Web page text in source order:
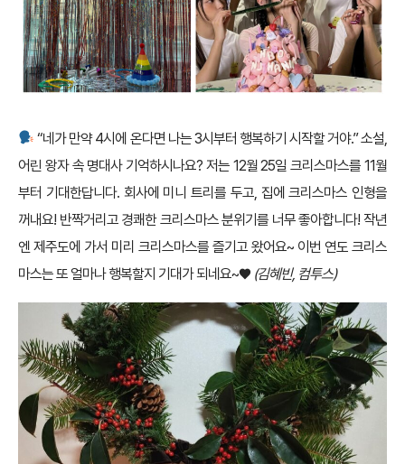
“네가 만약 4시에 온다면 나는 3시부터 행복하기 시작할 거야.” 소설,
어린 왕자 속 명대사 기억하시나요? 저는 12월 25일 크리스마스를 11월
부터 기대한답니다. 회사에 미니 트리를 두고, 집에 크리스마스 인형을
꺼내요! 반짝거리고 경쾌한 크리스마스 분위기를 너무 좋아합니다! 작년
엔 제주도에 가서 미리 크리스마스를 즐기고 왔어요~ 이번 연도 크리스
마스는 또 얼마나 행복할지 기대가 되네요~♥ (김혜빈, 컴투스)